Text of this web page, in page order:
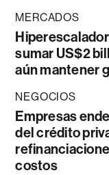
MERCADOS
sumar US$2
aún mantener
NEGOCIOS
Empresas
del crédito
costos